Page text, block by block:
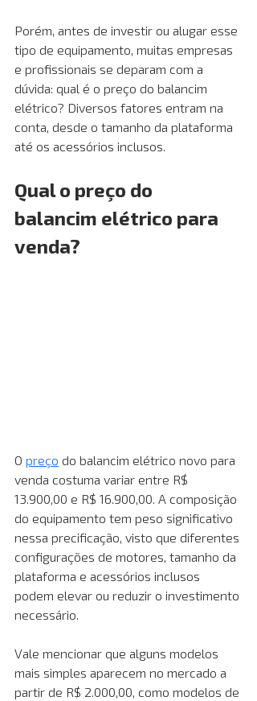
Porém, antes de investir ou alugar esse
tipo de equipamento, muitas empresas
e profissionais se deparam com a
dúvida: qual é o preço do balancim
elétrico? Diversos fatores entram na
conta, desde o tamanho da plataforma
até os acessórios inclusos.
Qual o preço do
balancim elétrico para
venda?
O preço do balancim elétrico novo para
venda costuma variar entre R$
13.900,00 e R$ 16.900,00. A composição
do equipamento tem peso significativo
nessa precificação, visto que diferentes
configurações de motores, tamanho da
plataforma e acessórios inclusos
podem elevar ou reduzir o investimento
necessário.
Vale mencionar que alguns modelos
mais simples aparecem no mercado a
partir de R$ 2.000,00, como modelos de